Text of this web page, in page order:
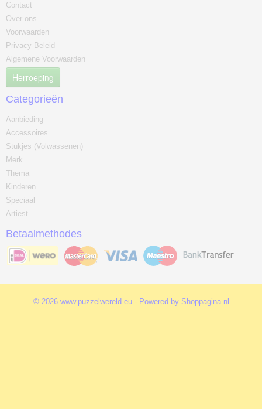
Contact
Over ons
Voorwaarden
Privacy-Beleid
Algemene Voorwaarden
Herroeping
Categorieën
Aanbieding
Accessoires
Stukjes (Volwassenen)
Merk
Thema
Kinderen
Speciaal
Artiest
Betaalmethodes
© 2026 www.puzzelwereld.eu - Powered by Shoppagina.nl